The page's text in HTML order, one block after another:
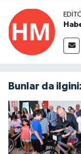
Bunlar da